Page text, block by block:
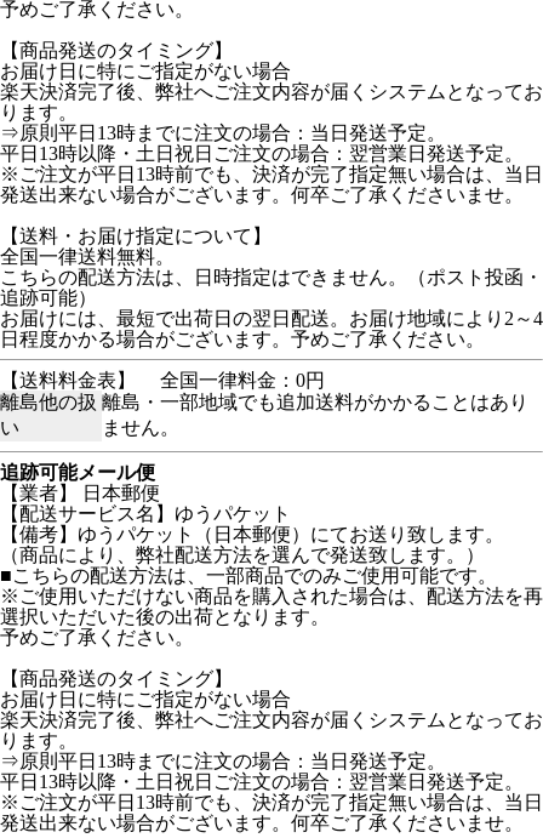
予めご了承ください。
【商品発送のタイミング】
お届け日に特にご指定がない場合
楽天決済完了後、弊社へご注文内容が届くシステムとなってお
ります。
⇒原則平日13時までに注文の場合：当日発送予定。
平日13時以降・土日祝日ご注文の場合：翌営業日発送予定。
※ご注文が平日13時前でも、決済が完了指定無い場合は、当日
発送出来ない場合がございます。何卒ご了承くださいませ。
【送料・お届け指定について】
全国一律送料無料。
こちらの配送方法は、日時指定はできません。（ポスト投函・
追跡可能）
お届けには、最短で出荷日の翌日配送。お届け地域により2～4
日程度かかる場合がございます。予めご了承ください。
【送料料金表】
全国一律料金：0円
離島他の扱
い
離島・一部地域でも追加送料がかかることはあり
ません。
追跡可能メール便
【業者】 日本郵便
【配送サービス名】ゆうパケット
【備考】ゆうパケット（日本郵便）にてお送り致します。
（商品により、弊社配送方法を選んで発送致します。）
■こちらの配送方法は、一部商品でのみご使用可能です。
※ご使用いただけない商品を購入された場合は、配送方法を再
選択いただいた後の出荷となります。
予めご了承ください。
【商品発送のタイミング】
お届け日に特にご指定がない場合
楽天決済完了後、弊社へご注文内容が届くシステムとなってお
ります。
⇒原則平日13時までに注文の場合：当日発送予定。
平日13時以降・土日祝日ご注文の場合：翌営業日発送予定。
※ご注文が平日13時前でも、決済が完了指定無い場合は、当日
発送出来ない場合がございます。何卒ご了承くださいませ。